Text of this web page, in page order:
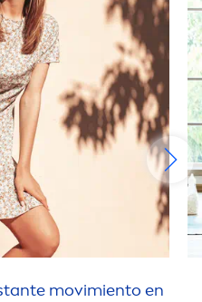
movimiento en